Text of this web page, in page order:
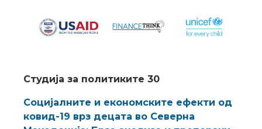
Студија за политиките 30
Социјалните и економските ефекти од
ковид-19 врз децата во Северна